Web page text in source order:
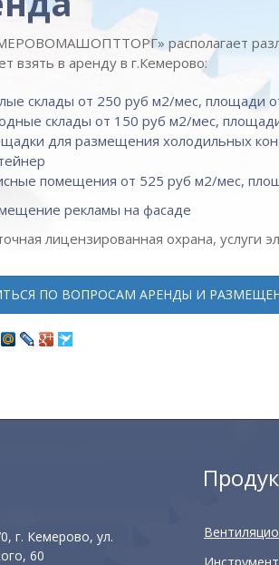
располагает
взять в аренду в г.Кемерово:
склады от 250 руб м2/мес, площади
склады от 150 руб м2/мес,
для размещения холодильных
помещения от 525 руб м2/мес,
рекламы на фасаде
лицензированная охрана, услуги
ПО ВОПРОСАМ АРЕНДЫ И
г. Кемерово, ул.
60